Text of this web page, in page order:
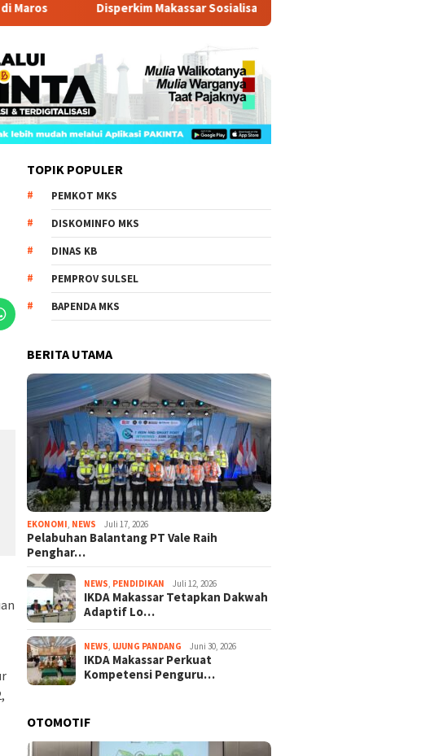
Disperkim Makassar Sosialisasi Penerima Bantuan RTLH 2026
TOPIK POPULER
PEMKOT MKS
DISKOMINFO MKS
DINAS KB
PEMPROV SULSEL
BAPENDA MKS
BERITA UTAMA
EKONOMI, NEWS Juli 17, 2026
Pelabuhan Balantang PT Vale Raih
Penghar…
NEWS, PENDIDIKAN Juli 12, 2026
IKDA Makassar Tetapkan Dakwah
Adaptif Lo…
NEWS, UJUNG PANDANG Juni 30, 2026
IKDA Makassar Perkuat
Kompetensi Penguru…
OTOMOTIF